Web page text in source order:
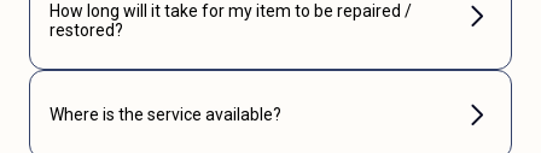
How long will it take for my item to be repaired /
restored?
Where is the service available?